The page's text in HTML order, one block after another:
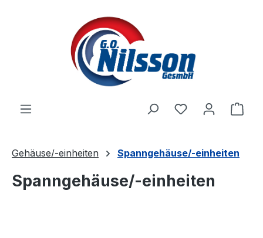
Zum Hauptinhalt springen
Gehäuse/-einheiten Spanngehäuse/-einheiten
Spanngehäuse/-einheiten